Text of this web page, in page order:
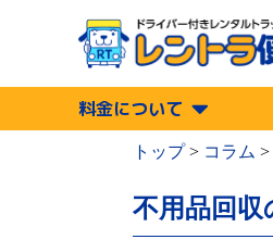
料金について
トップ> コラム >
不用品回収